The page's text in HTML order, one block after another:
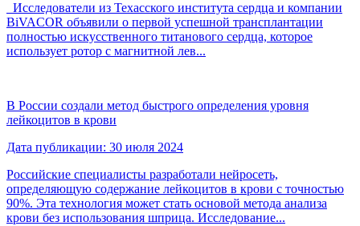
Исследователи из Техасского института сердца и компании
BiVACOR объявили о первой успешной трансплантации
полностью искусственного титанового сердца, которое
использует ротор с магнитной лев...
В России создали метод быстрого определения уровня
лейкоцитов в крови
Дата публикации: 30 июля 2024
Российские специалисты разработали нейросеть,
определяющую содержание лейкоцитов в крови с точностью
90%. Эта технология может стать основой метода анализа
крови без использования шприца. Исследование...